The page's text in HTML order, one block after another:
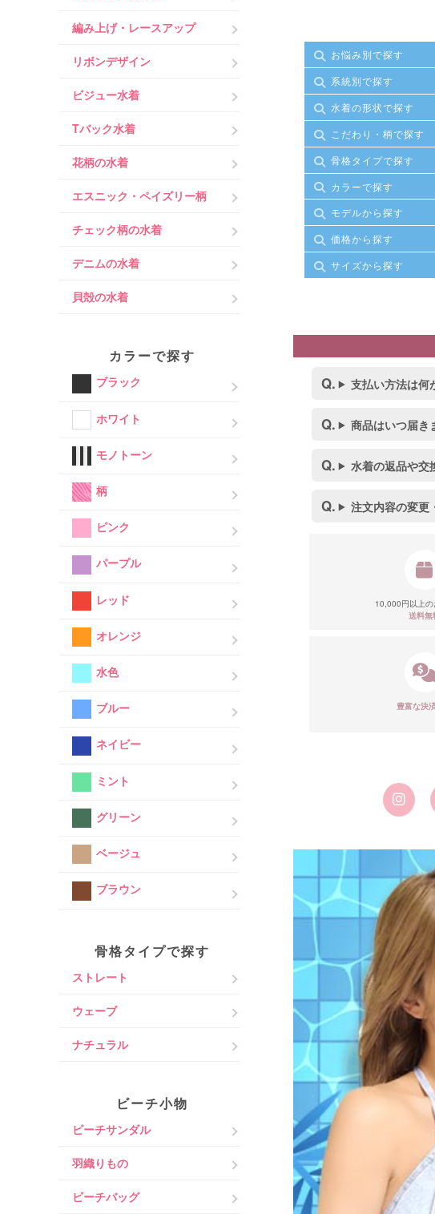
編み上げ・レースアップ
リボンデザイン
ビジュー水着
Tバック水着
花柄の水着
エスニック・ペイズリー柄
チェック柄の水着
デニムの水着
貝殻の水着
カラーで探す
ブラック
ホワイト
モノトーン
柄
ピンク
パープル
レッド
オレンジ
水色
ブルー
ネイビー
ミント
グリーン
ベージュ
ブラウン
骨格タイプで探す
ストレート
ウェーブ
ナチュラル
ビーチ小物
ビーチサンダル
羽織りもの
ビーチバッグ
お悩み別で探す
系統別で探す
水着の形状で探す
こだわり・柄で探す
骨格タイプで探す
カラーで探す
モデルから探す
価格から探す
サイズから探す
支払い方法は何
商品はいつ届き
水着の返品や交
注文内容の変更
10,000円以上
送料無
豊富な決